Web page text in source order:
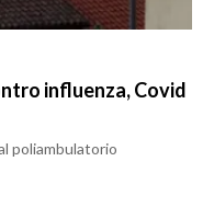
influenza, Covid
poliambulatorio